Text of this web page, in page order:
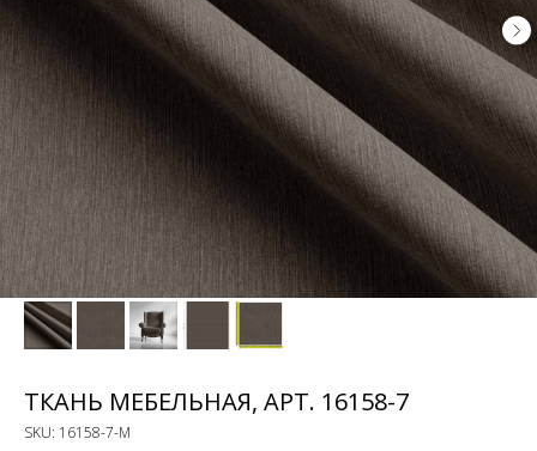
ТКАНЬ МЕБЕЛЬНАЯ, АРТ. 16158-7
SKU: 16158-7-M